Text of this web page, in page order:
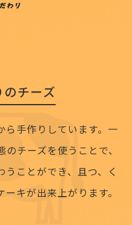
チーズ
ら手作りしています。一
チーズを使うことで、
ことができ、且つ、く
キが出来上がります。